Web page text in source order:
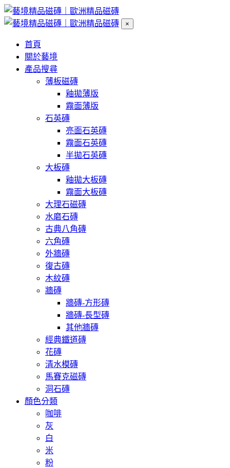
×
首頁
關於藝境
產品搜尋
薄板磁磚
釉拋薄版
霧面薄版
石英磚
亮面石英磚
霧面石英磚
半拋石英磚
大板磚
釉拋大板磚
霧面大板磚
大理石磁磚
水磨石磚
古典八角磚
六角磚
外牆磚
復古磚
木紋磚
牆磚
牆磚-方形磚
牆磚-長型磚
其他牆磚
經典鐵道磚
花磚
清水模磚
馬賽克磁磚
洞石磚
顏色分類
咖啡
灰
白
米
粉